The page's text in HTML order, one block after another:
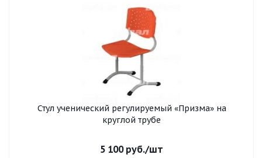
Стул ученический регулируемый «Призма» на
круглой трубе
5 100руб./шт